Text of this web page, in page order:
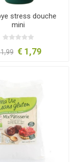
stress douche
mini
€ 1,79